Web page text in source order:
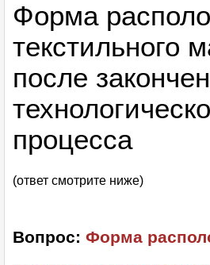
Форма
текстильного
после
процесса
(ответ смотрите ниже)
Вопрос: Форма